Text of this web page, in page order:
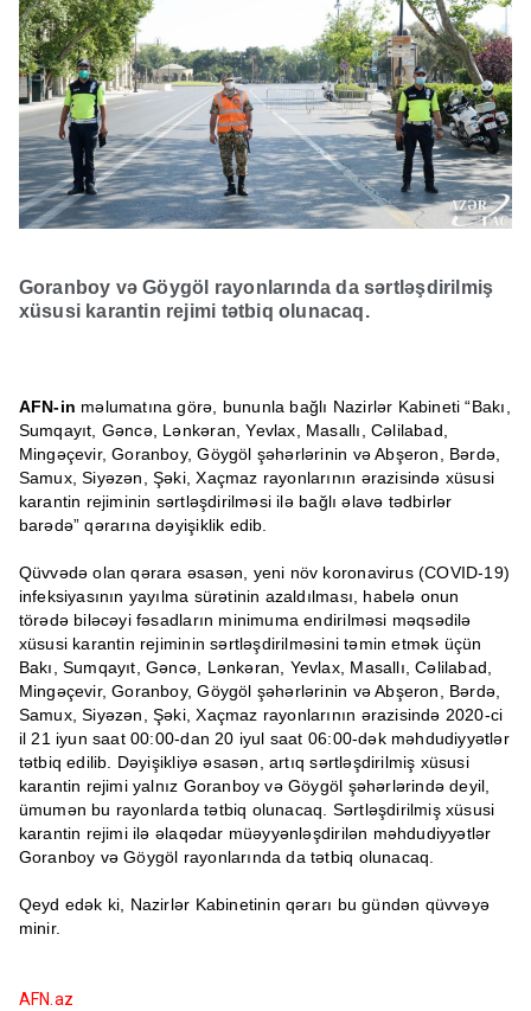
Goranboy və Göygöl rayonlarında da sərtləşdirilmiş
xüsusi karantin rejimi tətbiq olunacaq.
AFN-in məlumatına görə, bununla bağlı Nazirlər Kabineti “Bakı,
Sumqayıt, Gəncə, Lənkəran, Yevlax, Masallı, Cəlilabad,
Mingəçevir, Goranboy, Göygöl şəhərlərinin və Abşeron, Bərdə,
Samux, Siyəzən, Şəki, Xaçmaz rayonlarının ərazisində xüsusi
karantin rejiminin sərtləşdirilməsi ilə bağlı əlavə tədbirlər
barədə” qərarına dəyişiklik edib.
Qüvvədə olan qərara əsasən, yeni növ koronavirus (COVID-19)
infeksiyasının yayılma sürətinin azaldılması, habelə onun
törədə biləcəyi fəsadların minimuma endirilməsi məqsədilə
xüsusi karantin rejiminin sərtləşdirilməsini təmin etmək üçün
Bakı, Sumqayıt, Gəncə, Lənkəran, Yevlax, Masallı, Cəlilabad,
Mingəçevir, Goranboy, Göygöl şəhərlərinin və Abşeron, Bərdə,
Samux, Siyəzən, Şəki, Xaçmaz rayonlarının ərazisində 2020-ci
il 21 iyun saat 00:00-dan 20 iyul saat 06:00-dək məhdudiyyətlər
tətbiq edilib. Dəyişikliyə əsasən, artıq sərtləşdirilmiş xüsusi
karantin rejimi yalnız Goranboy və Göygöl şəhərlərində deyil,
ümumən bu rayonlarda tətbiq olunacaq. Sərtləşdirilmiş xüsusi
karantin rejimi ilə əlaqədar müəyyənləşdirilən məhdudiyyətlər
Goranboy və Göygöl rayonlarında da tətbiq olunacaq.
Qeyd edək ki, Nazirlər Kabinetinin qərarı bu gündən qüvvəyə
minir.
AFN.az